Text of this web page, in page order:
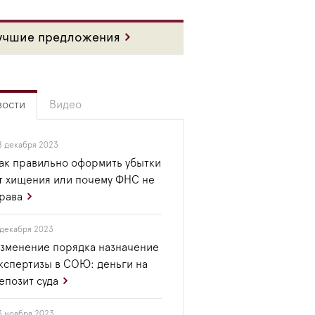
предложения
Видео
декабря 2023
правильно оформить убытки
хищения или почему ФНС не
2023
порядка назначение
в СОЮ: деньги на
суда